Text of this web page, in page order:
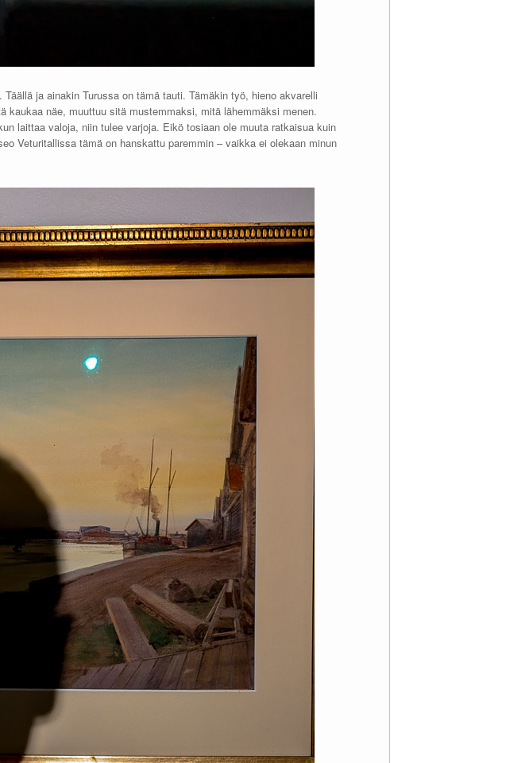
ja ainakin Turussa on tämä tauti. Tämäkin työ, hieno akvarelli
näe, muuttuu sitä mustemmaksi, mitä lähemmäksi menen.
laittaa valoja, niin tulee varjoja. Eikö tosiaan ole muuta ratkaisua kuin
Veturitallissa tämä on hanskattu paremmin – vaikka ei olekaan minun